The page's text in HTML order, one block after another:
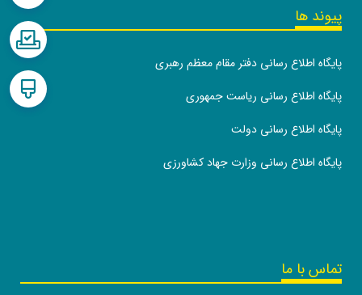
پیوند ها
پایگاه اطلاع رسانی دفتر مقام معظم رهبری
پایگاه اطلاع رسانی ریاست جمهوری
پایگاه اطلاع رسانی دولت
پایگاه اطلاع رسانی وزارت جهاد کشاورزی
تماس با ما